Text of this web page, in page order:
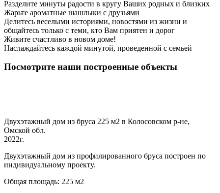
Разделите минуты радости в кругу Ваших родных и близких
Жарьте ароматные шашлыки с друзьями
Делитесь веселыми историями, новостями из жизни и
общайтесь только с теми, кто Вам приятен и дорог
Живите счастливо в новом доме!
Наслаждайтесь каждой минутой, проведенной с семьей
Посмотрите наши построенные объекты
Двухэтажный дом из бруса 225 м2 в Колосовском р-не,
Омской обл.
2022г.
Двухэтажный дом из профилированного бруса построен по
индивидуальному проекту.
Общая площадь: 225 м2